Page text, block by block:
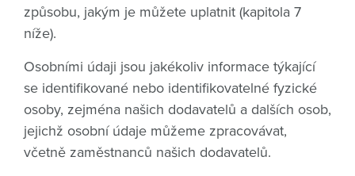
způsobu, jakým je můžete uplatnit (kapitola 7
níže).
Osobními údaji jsou jakékoliv informace týkající
se identifikované nebo identifikovatelné fyzické
osoby, zejména našich dodavatelů a dalších osob,
jejichž osobní údaje můžeme zpracovávat,
včetně zaměstnanců našich dodavatelů.